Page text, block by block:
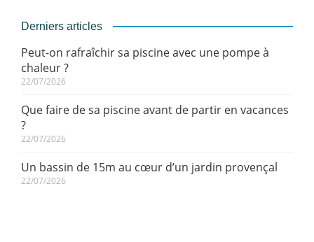
Derniers articles
Peut-on rafraîchir sa piscine avec une pompe à
chaleur ?
22/07/2026
Que faire de sa piscine avant de partir en vacances
?
22/07/2026
Un bassin de 15m au cœur d’un jardin provençal
22/07/2026